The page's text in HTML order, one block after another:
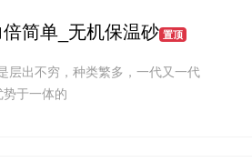
简单_无机保温砂 置顶
层出不穷，种类繁多，一代又一代
于一体的